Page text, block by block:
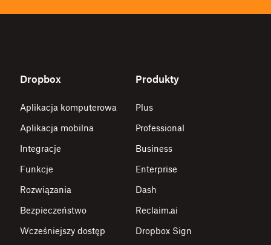
Dropbox
Aplikacja komputerowa
Aplikacja mobilna
Integracje
Funkcje
Rozwiązania
Bezpieczeństwo
Wcześniejszy dostęp
Produkty
Plus
Professional
Business
Enterprise
Dash
Reclaim.ai
Dropbox Sign